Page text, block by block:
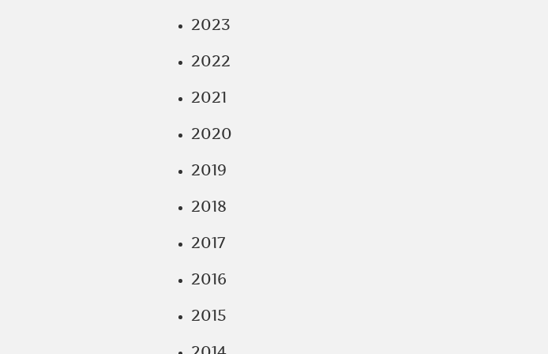
2023
2022
2021
2020
2019
2018
2017
2016
2015